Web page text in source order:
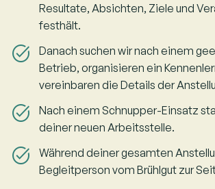
Resultate, Absichten, Ziele und
festhält.
Danach suchen wir nach einem
Betrieb, organisieren ein
vereinbaren die Details der
Nach einem Schnupper-Einsatz
deiner neuen Arbeitsstelle.
Während deiner gesamten
Begleitperson vom Brühlgut zur